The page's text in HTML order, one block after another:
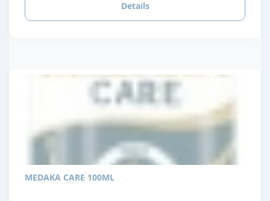
Details
MEDAKA CARE 100ML